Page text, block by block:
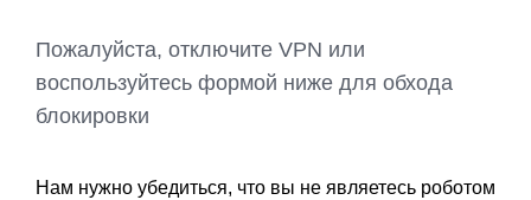
Пожалуйста, отключите VPN или
воспользуйтесь формой ниже для обхода
блокировки
Нам нужно убедиться, что вы не являетесь роботом